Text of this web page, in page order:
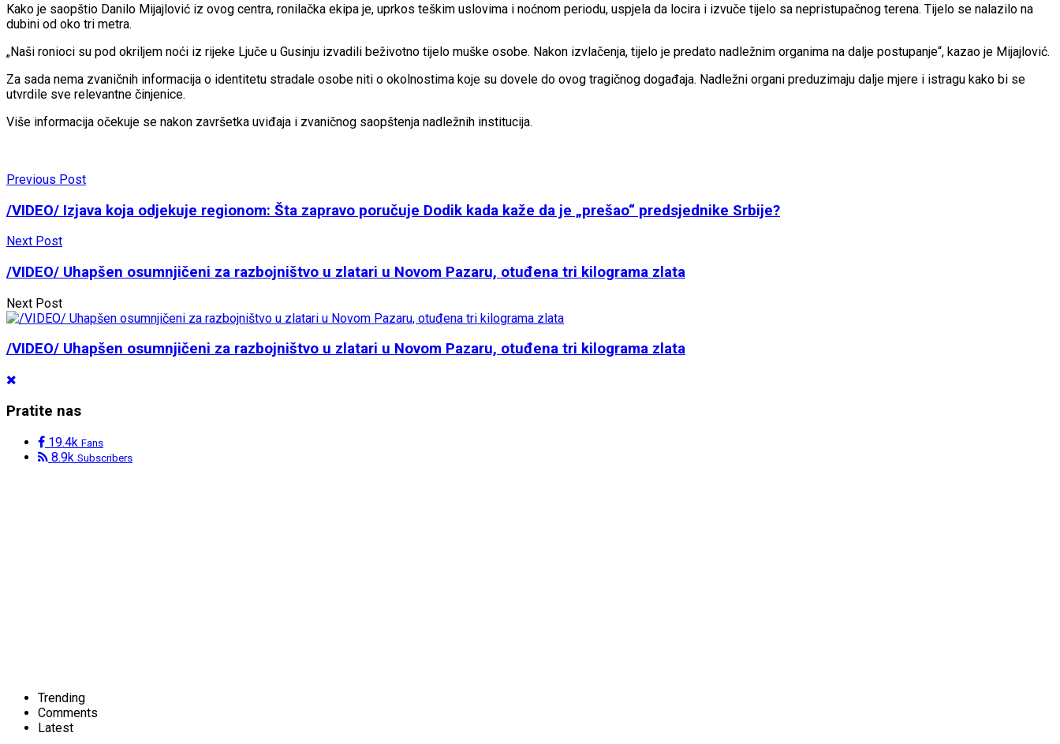
Kako je saopštio Danilo Mijajlović iz ovog centra, ronilačka ekipa je, uprkos teškim uslovima i noćnom periodu, uspjela da locira i izvuče tijelo sa nepristupačnog terena. Tijelo se nalazilo na
dubini od oko tri metra.
„Naši ronioci su pod okriljem noći iz rijeke Ljuče u Gusinju izvadili beživotno tijelo muške osobe. Nakon izvlačenja, tijelo je predato nadležnim organima na dalje postupanje“, kazao je Mijajlović.
Za sada nema zvaničnih informacija o identitetu stradale osobe niti o okolnostima koje su dovele do ovog tragičnog događaja. Nadležni organi preduzimaju dalje mjere i istragu kako bi se
utvrdile sve relevantne činjenice.
Više informacija očekuje se nakon završetka uviđaja i zvaničnog saopštenja nadležnih institucija.
Previous Post
/VIDEO/ Izjava koja odjekuje regionom: Šta zapravo poručuje Dodik kada kaže da je „prešao“ predsjednike Srbije?
Next Post
/VIDEO/ Uhapšen osumnjičeni za razbojništvo u zlatari u Novom Pazaru, otuđena tri kilograma zlata
Next Post
/VIDEO/ Uhapšen osumnjičeni za razbojništvo u zlatari u Novom Pazaru, otuđena tri kilograma zlata
Pratite nas
19.4k Fans
8.9k Subscribers
Trending
Comments
Latest